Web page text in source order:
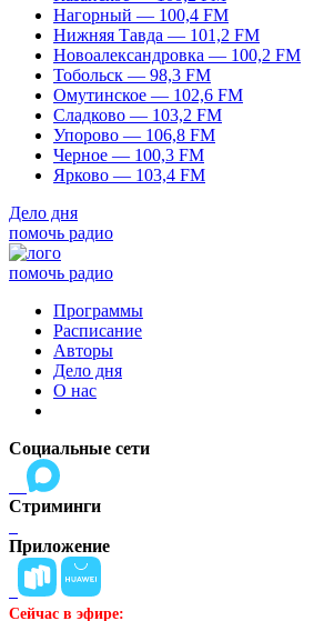
Нагорный — 100,4 FM
Нижняя Тавда — 101,2 FM
Новоалександровка — 100,2 FM
Тобольск — 98,3 FM
Омутинское — 102,6 FM
Сладково — 103,2 FM
Упорово — 106,8 FM
Черное — 100,3 FM
Ярково — 103,4 FM
Дело дня
помочь радио
помочь радио
Программы
Расписание
Авторы
Дело дня
О нас
Социальные сети
Стриминги
Приложение
Сейчас в эфире: